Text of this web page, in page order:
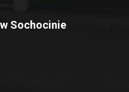
Sochocinie